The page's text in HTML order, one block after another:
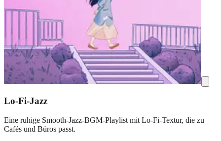
Lo-Fi-Jazz
Eine ruhige Smooth-Jazz-BGM-Playlist mit Lo-Fi-Textur, die zu
Cafés und Büros passt.